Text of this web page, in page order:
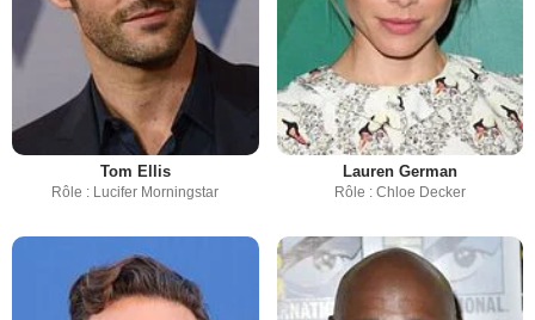
Tom Ellis
Rôle : Lucifer Morningstar
Lauren German
Rôle : Chloe Decker